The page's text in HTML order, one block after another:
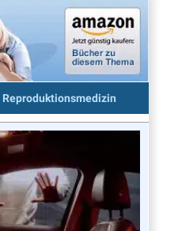
Reproduktionsmedizin